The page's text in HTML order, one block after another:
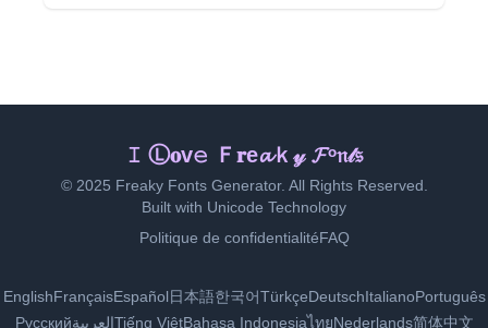
I L𝕠𝓿𝚎 𝐅ʳ𝚎𝚊ky ℱ𝔬𝕟tｓ
© 2025 Freaky Fonts Generator. All Rights Reserved.
Built with Unicode Technology
Politique de confidentialitéFAQ
EnglishFrançaisEspañol日本語한국어TürkçeDeutschItalianoPortuguês
РусскийالعربيةTiếng ViệtBahasa IndonesiaไทยNederlands简体中文